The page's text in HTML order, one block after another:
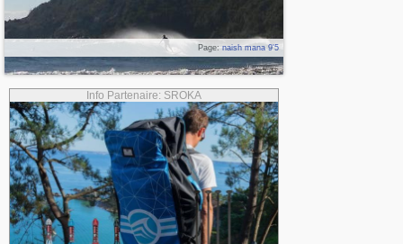
Page: naish mana 9'5
Info Partenaire: SROKA